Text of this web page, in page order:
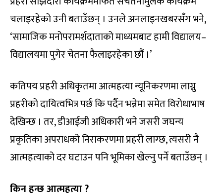
चलाइरहेको उनी बताउँछन् । उनले अनलाइनखबरसँग भने,
‘सामाजिक मनोपरामर्शदाताको माध्यमबाट हामी विद्यालय–
विद्यालयमा पुगेर चेतना फैलाइरहेका छौं ।’
कतिपय प्रहरी अधिकृतमा आत्महत्या न्यूनिकरणमा लाग्नु
प्रहरीको दायित्वभित्र पर्छ कि पर्दैन भन्नेमा समेत विरोधाभाष
देखिन्छ । तर, डीआईजी अधिकारी भने जसरी जघन्य
प्रकृतिका अपराधको निराकरणमा प्रहरी लाग्छ, त्यसरी नै
आत्महत्याको दर घटाउन पनि भूमिका खेल्नु पर्ने बताउँछन् ।
किन हुन्छ आत्महत्या ?